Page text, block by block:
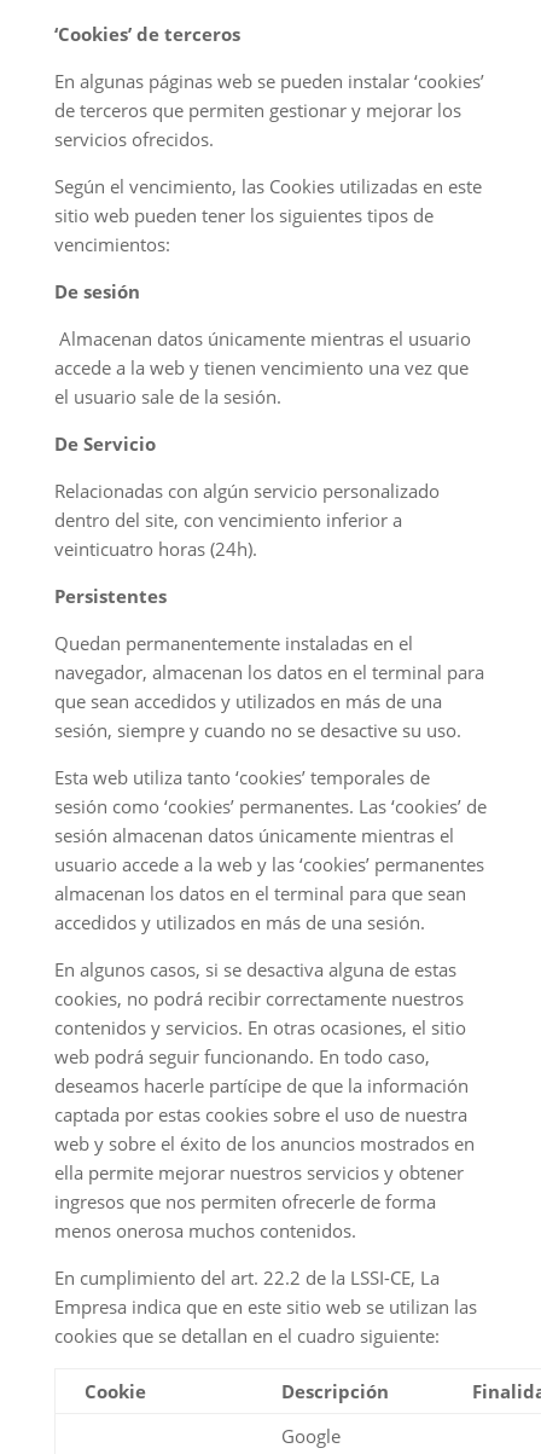
‘Cookies’ de terceros
En algunas páginas web se pueden instalar ‘cookies’
de terceros que permiten gestionar y mejorar los
servicios ofrecidos.
Según el vencimiento, las Cookies utilizadas en este
sitio web pueden tener los siguientes tipos de
vencimientos:
De sesión
Almacenan datos únicamente mientras el usuario
accede a la web y tienen vencimiento una vez que
el usuario sale de la sesión.
De Servicio
Relacionadas con algún servicio personalizado
dentro del site, con vencimiento inferior a
veinticuatro horas (24h).
Persistentes
Quedan permanentemente instaladas en el
navegador, almacenan los datos en el terminal para
que sean accedidos y utilizados en más de una
sesión, siempre y cuando no se desactive su uso.
Esta web utiliza tanto ‘cookies’ temporales de
sesión como ‘cookies’ permanentes. Las ‘cookies’ de
sesión almacenan datos únicamente mientras el
usuario accede a la web y las ‘cookies’ permanentes
almacenan los datos en el terminal para que sean
accedidos y utilizados en más de una sesión.
En algunos casos, si se desactiva alguna de estas
cookies, no podrá recibir correctamente nuestros
contenidos y servicios. En otras ocasiones, el sitio
web podrá seguir funcionando. En todo caso,
deseamos hacerle partícipe de que la información
captada por estas cookies sobre el uso de nuestra
web y sobre el éxito de los anuncios mostrados en
ella permite mejorar nuestros servicios y obtener
ingresos que nos permiten ofrecerle de forma
menos onerosa muchos contenidos.
En cumplimiento del art. 22.2 de la LSSI-CE, La
Empresa indica que en este sitio web se utilizan las
cookies que se detallan en el cuadro siguiente:
Cookie Descripción
Google